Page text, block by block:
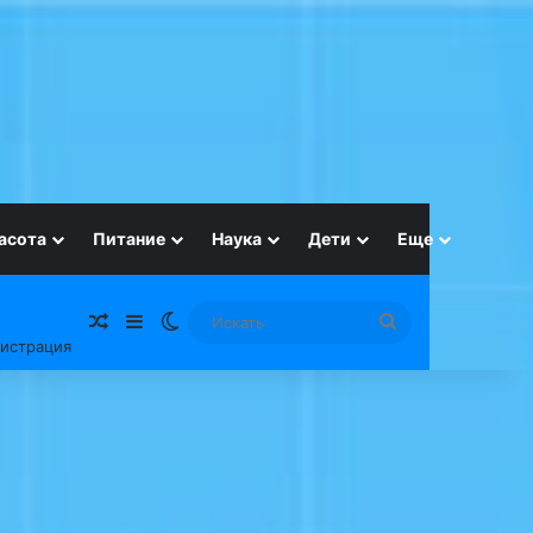
Питание Наука Дети Еще
Случайная статья
SidebarSwitch skin